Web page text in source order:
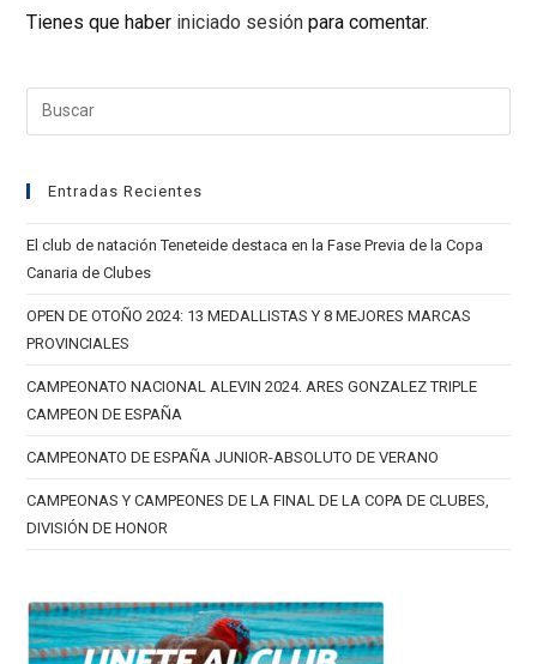
Tienes que haber iniciado sesión para comentar.
Entradas Recientes
El club de natación Teneteide destaca en la Fase Previa de la Copa
Canaria de Clubes
OPEN DE OTOÑO 2024: 13 MEDALLISTAS Y 8 MEJORES MARCAS
PROVINCIALES
CAMPEONATO NACIONAL ALEVIN 2024. ARES GONZALEZ TRIPLE
CAMPEON DE ESPAÑA
CAMPEONATO DE ESPAÑA JUNIOR-ABSOLUTO DE VERANO
CAMPEONAS Y CAMPEONES DE LA FINAL DE LA COPA DE CLUBES,
DIVISIÓN DE HONOR